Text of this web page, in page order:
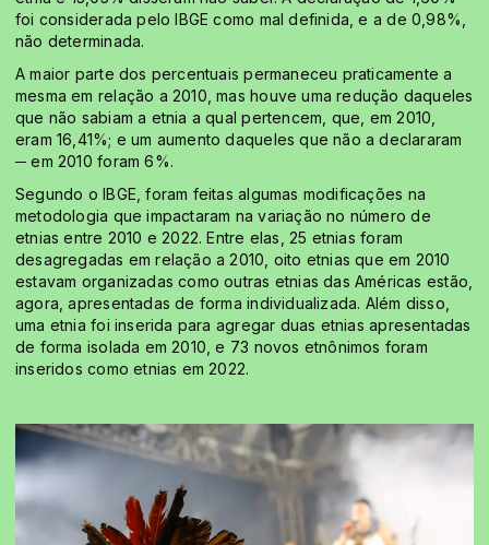
foi considerada pelo IBGE como mal definida, e a de 0,98%,
não determinada.
A maior parte dos percentuais permaneceu praticamente a
mesma em relação a 2010, mas houve uma redução daqueles
que não sabiam a etnia a qual pertencem, que, em 2010,
eram 16,41%; e um aumento daqueles que não a declararam
─ em 2010 foram 6%.
Segundo o IBGE, foram feitas algumas modificações na
metodologia que impactaram na variação no número de
etnias entre 2010 e 2022. Entre elas, 25 etnias foram
desagregadas em relação a 2010, oito etnias que em 2010
estavam organizadas como outras etnias das Américas estão,
agora, apresentadas de forma individualizada. Além disso,
uma etnia foi inserida para agregar duas etnias apresentadas
de forma isolada em 2010, e 73 novos etnônimos foram
inseridos como etnias em 2022.